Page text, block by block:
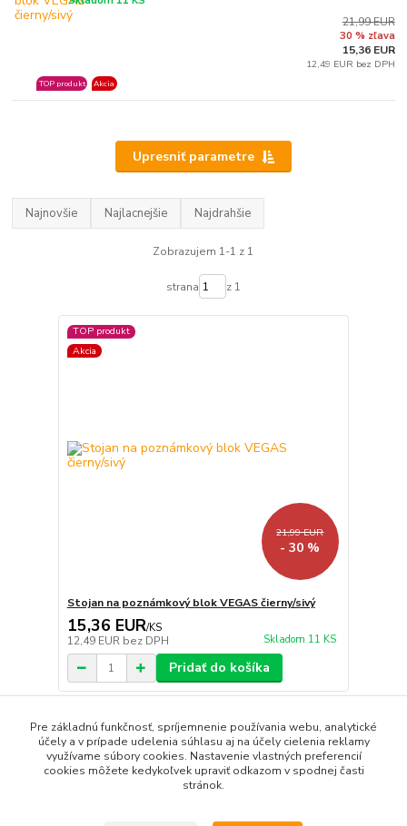
TOP produkt Akcia
21,99 EUR
30 % zľava
15,36 EUR
12,49 EUR bez DPH
Upresniť parametre
Najnovšie Najlacnejšie Najdrahšie
Zobrazujem 1-1 z 1
strana z 1
TOP produkt
Akcia
21,99 EUR
- 30 %
Stojan na poznámkový blok VEGAS čierny/sivý
15,36 EUR/KS
12,49 EUR bez DPH Skladom 11 KS
Pridať do košíka
strana z 1
Pre základnú funkčnosť, spríjemnenie používania webu, analytické
účely a v prípade udelenia súhlasu aj na účely cielenia reklamy
využívame súbory cookies. Nastavenie vlastných preferencií
cookies môžete kedykoľvek upraviť odkazom v spodnej časti
stránok.